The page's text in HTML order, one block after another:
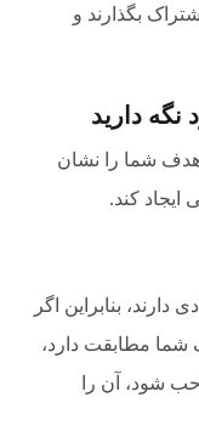
بگذارند و
نگه دارید
هدف شما را نشان
ایجاد کند.
بنابراین اگر
شما مطابقت دارد،
شود، آن را